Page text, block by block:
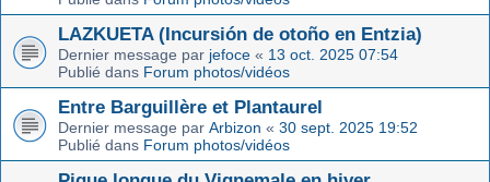
LAZKUETA (Incursión de otoño en Entzia)
Dernier message par jefoce « 13 oct. 2025 07:54
Publié dans Forum photos/vidéos
Entre Barguillère et Plantaurel
Dernier message par Arbizon « 30 sept. 2025 19:52
Publié dans Forum photos/vidéos